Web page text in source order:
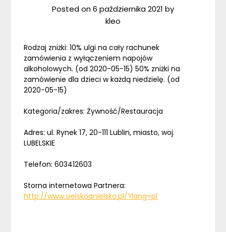
Posted on6 października 2021 by
kleo
Rodzaj zniżki: 10% ulgi na cały rachunek
zamówienia z wyłączeniem napojów
alkoholowych. (od 2020-05-15) 50% zniżki na
zamówienie dla dzieci w każdą niedzielę. (od
2020-05-15)
Kategoria/zakres: Żywność/Restauracja
Adres: ul. Rynek 17, 20-111 Lublin, miasto, woj.
LUBELSKIE
Telefon: 603412603
Storna internetowa Partnera:
http://www.sielskoanielsko.pl/?lang=pl